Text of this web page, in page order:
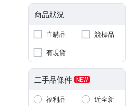
商品狀況
直購品
競標品
有現貨
二手品條件 NEW
福利品
近全新